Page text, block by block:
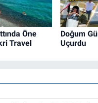
Öne
Travel
Doğum
Uçurdu